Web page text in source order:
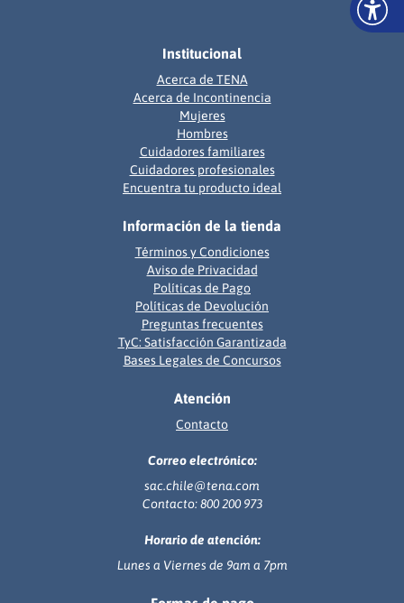
Institucional
Acerca de TENA
Acerca de Incontinencia
Mujeres
Hombres
Cuidadores familiares
Cuidadores profesionales
Encuentra tu producto ideal
Información de la tienda
Términos y Condiciones
Aviso de Privacidad
Políticas de Pago
Políticas de Devolución
Preguntas frecuentes
TyC: Satisfacción Garantizada
Bases Legales de Concursos
Atención
Contacto
Correo electrónico:
sac.chile@tena.com
Contacto: 800 200 973
Horario de atención:
Lunes a Viernes de 9am a 7pm